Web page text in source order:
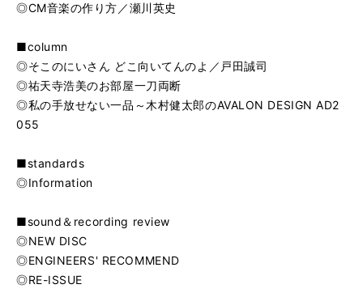
◎CM音楽の作り方／瀬川英史
■column
◎そこのにいさん どこ向いてんのよ／戸田誠司
◎祐天寺浩美のお部屋一刀両断
◎私の手放せない一品～木村健太郎のAVALON DESIGN AD2
055
■standards
◎Information
■sound＆recording review
◎NEW DISC
◎ENGINEERS' RECOMMEND
◎RE-ISSUE